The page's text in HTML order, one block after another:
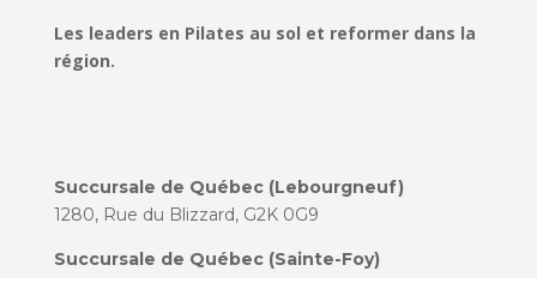
Les leaders en Pilates au sol et reformer dans la
région.
Succursale de Québec (Lebourgneuf)
1280, Rue du Blizzard, G2K 0G9
Succursale de Québec (Sainte-Foy)